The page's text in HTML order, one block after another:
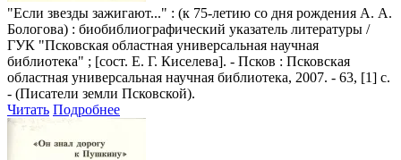
"Если звезды зажигают..." : (к 75-летию со дня рождения А. А.
Бологова) : биобиблиографический указатель литературы /
ГУК "Псковская областная универсальная научная
библиотека" ; [сост. Е. Г. Киселева]. - Псков : Псковская
областная универсальная научная библиотека, 2007. - 63, [1] с.
- (Писатели земли Псковской).
Читать Подробнее